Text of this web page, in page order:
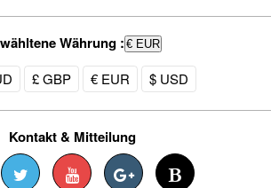
Währung :€ EUR
£ GBP € EUR $ USD
Kontakt & Mitteilung